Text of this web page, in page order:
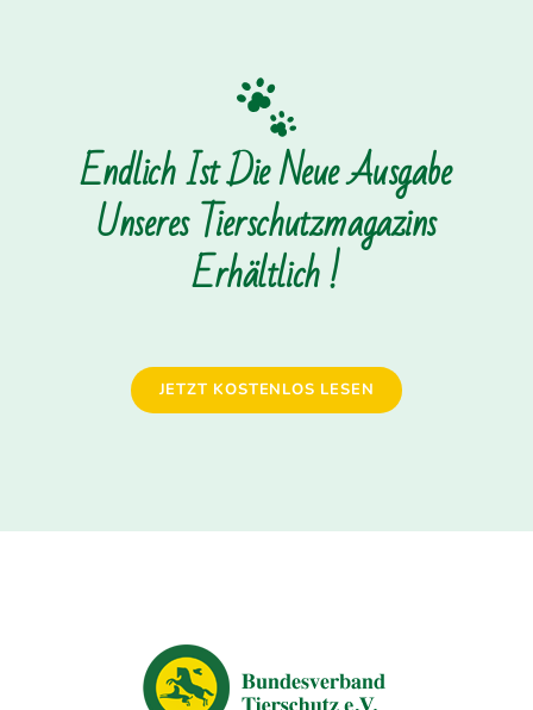
Endlich Ist Die Neue Ausgabe
Unseres Tierschutzmagazins
Erhältlich !
JETZT KOSTENLOS LESEN